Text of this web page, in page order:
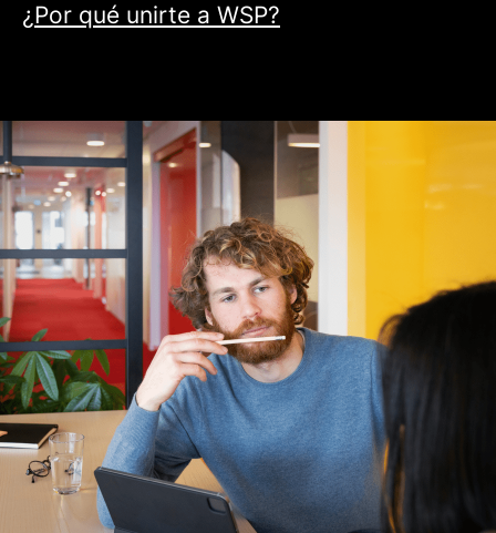
¿Por qué unirte a WSP?